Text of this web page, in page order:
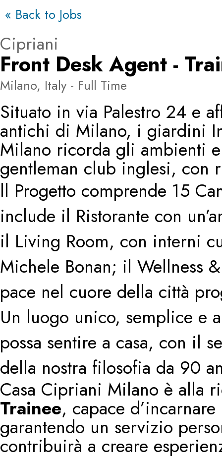
« Back to Jobs
Cipriani
Front Desk Agent -
Milano, Italy - Full Time
Situato in via Palestro 24 e
antichi di Milano, i giardini
Milano ricorda gli ambienti
gentleman club inglesi, con
ll Progetto comprende 15
include il Ristorante con
il Living Room, con interni
Michele Bonan; il Wellness​
pace nel cuore della città
Un luogo unico, semplice e
possa sentire a casa, con il
della nostra filosofia da 90
Casa Cipriani Milano è alla
Trainee, capace
garantendo un servizio
contribuirà a creare